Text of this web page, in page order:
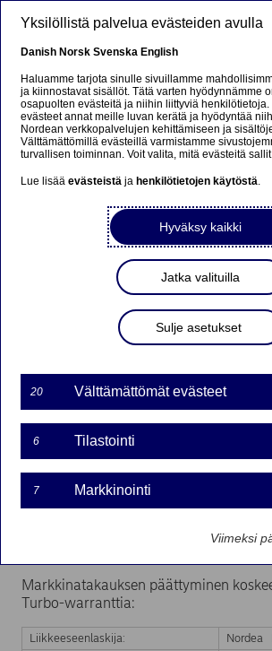
Beklager...
Denne siden findes ikke på norsk
Bli værende på denne siden|Fortsett
side på norsk
MARKKINATAKAUS
WARRANTILLE
TVAL7I 165NDS ON
PÄÄTTYNYT
27-07-2017 15:09
Nordea Bank Ab (publ):n
hinnan saavutettua Turbo-warrantin
Markkinatakauksen päättyminen
Turbo-warranttia:
Liikkeeseenlaskija:
Nordea
Yksilöllistä palvelua evästeiden avulla
Danish Norsk Svenska English
Haluamme tarjota sinulle sivuillamme
ja kiinnostavat sisällöt. Tätä varten hyödynnämme
osapuolten evästeitä ja niihin liittyviä
evästeet annat meille luvan kerätä ja hyödyntää
Nordean verkkopalvelujen kehittämiseen ja
Välttämättömillä evästeillä varmistamme
turvallisen toiminnan. Voit valita, mitä evästeitä
Lue lisääevästeistä ja henkilötietojen käytöstä.
Hyväksy kaikki
Jatka valituilla
Sulje asetukset
20 Välttämättömät evästeet
6 Tilastointi
7 Markkinointi
Viimeksi